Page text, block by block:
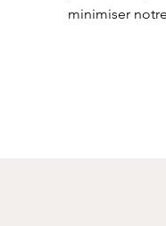
minimiser